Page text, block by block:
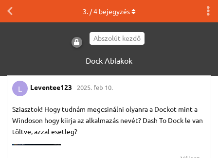
Abszolút kezdő
Dock Ablakok
3. /4bejegyzés
L Leventee123 2025. feb 10.
Sziasztok! Hogy tudnám megcsinálni olyanra a Dockot mint a
Windoson hogy kiirja az alkalmazás nevét? Dash To Dock le van
töltve, azzal esetleg?